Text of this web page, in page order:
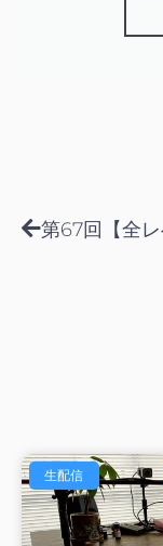
生配信